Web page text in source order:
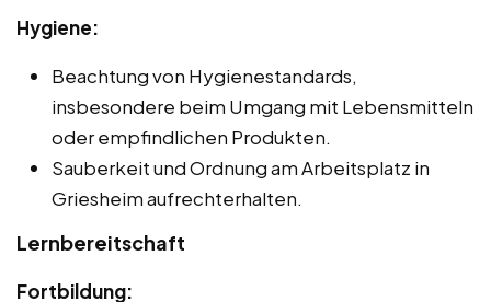
Hygiene:
Beachtung von Hygienestandards,
insbesondere beim Umgang mit Lebensmitteln
oder empfindlichen Produkten.
Sauberkeit und Ordnung am Arbeitsplatz in
Griesheim aufrechterhalten.
Lernbereitschaft
Fortbildung: